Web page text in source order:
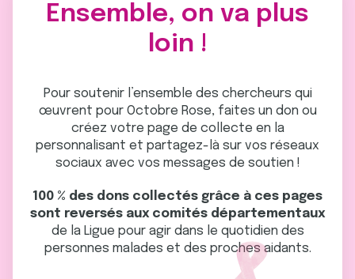
Ensemble, on va plus
loin !
Pour soutenir l’ensemble des chercheurs qui
œuvrent pour Octobre Rose, faites un don ou
créez votre page de collecte en la
personnalisant et partagez-là sur vos réseaux
sociaux avec vos messages de soutien !
100 % des dons collectés grâce à ces pages
sont reversés aux comités départementaux
de la Ligue pour agir dans le quotidien des
personnes malades et des proches aidants.